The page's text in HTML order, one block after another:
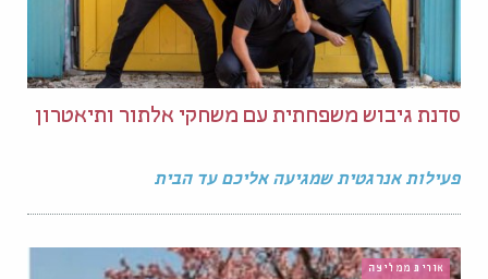
סדנת גיבוש משפחתית עם משחקי אלתור ותיאטרון
פעילות אנרגטית שמגיעה אליכם עד הבית
אורית ממליצה